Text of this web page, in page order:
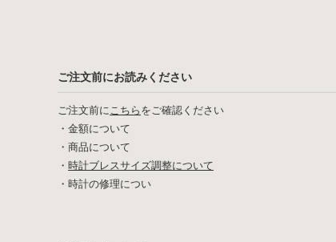
ご注文前にお読みください
ご注文前にこちら をご確認ください
・ 金額について
・ 商品について
・ 時計ブレスサイズ調整について
・ 時計の修理につい